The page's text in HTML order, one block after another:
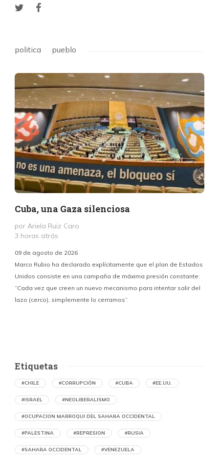
politica pueblo
Cuba, una Gaza silenciosa
por Ariela Ruiz Caro
3 horas atrás
09 de agosto de 2026
Marco Rubio ha declarado explícitamente que el plan de Estados
Unidos consiste en una campaña de máxima presión constante:
“Cada vez que creen un nuevo mecanismo para intentar salir del
lazo (cerco), simplemente lo cerramos”.
Ejecución de niños palestinos con un solo
Etiquetas
#CHILE #CORRUPCIÓN #CUBA #EE.UU.
#ISRAEL #NEOLIBERALISMO
#OCUPACION MARROQUI DEL SAHARA OCCIDENTAL
#PALESTINA #REPRESION #RUSIA
#SAHARA OCCIDENTAL #VENEZUELA